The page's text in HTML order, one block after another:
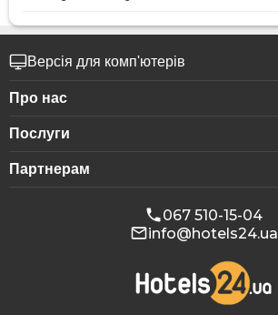
Версія для комп'ютерів
Про нас
Про компанію
Конфіденційність
Наші партнери
Реклама на Hotels24
Послуги
Для бізнес-клієнтів
Бронювання для груп
Конференц-зали
Партнерам
Програма для афіліатів
067 510-15-04
info@hotels24.ua